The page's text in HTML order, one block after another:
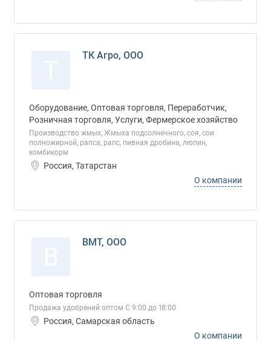
ТК Агро, ООО
Оборудование, Оптовая торговля, Переработчик,
Розничная торговля, Услуги, Фермерское хозяйство
Производство жмых, Жмыха подсолнечного, соя, сои
полножирной, рапса, рапс, пивная дробина, люпин,
комбикорм
Россия, Татарстан
О компании
ВМТ, ООО
Оптовая торговля
Продажа удобрений оптом С 9:00 до 18:00
Россия, Самарская область
О компании